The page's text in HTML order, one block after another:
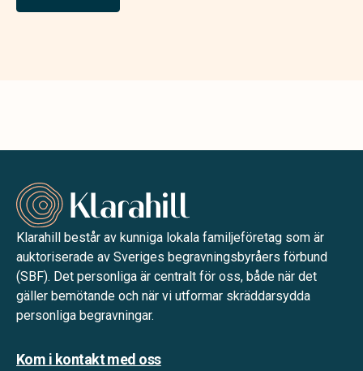
Klarahill består av kunniga lokala familjeföretag som är
auktoriserade av Sveriges begravningsbyråers förbund
(SBF). Det personliga är centralt för oss, både när det
gäller bemötande och när vi utformar skräddarsydda
personliga begravningar.
Kom i kontakt med oss